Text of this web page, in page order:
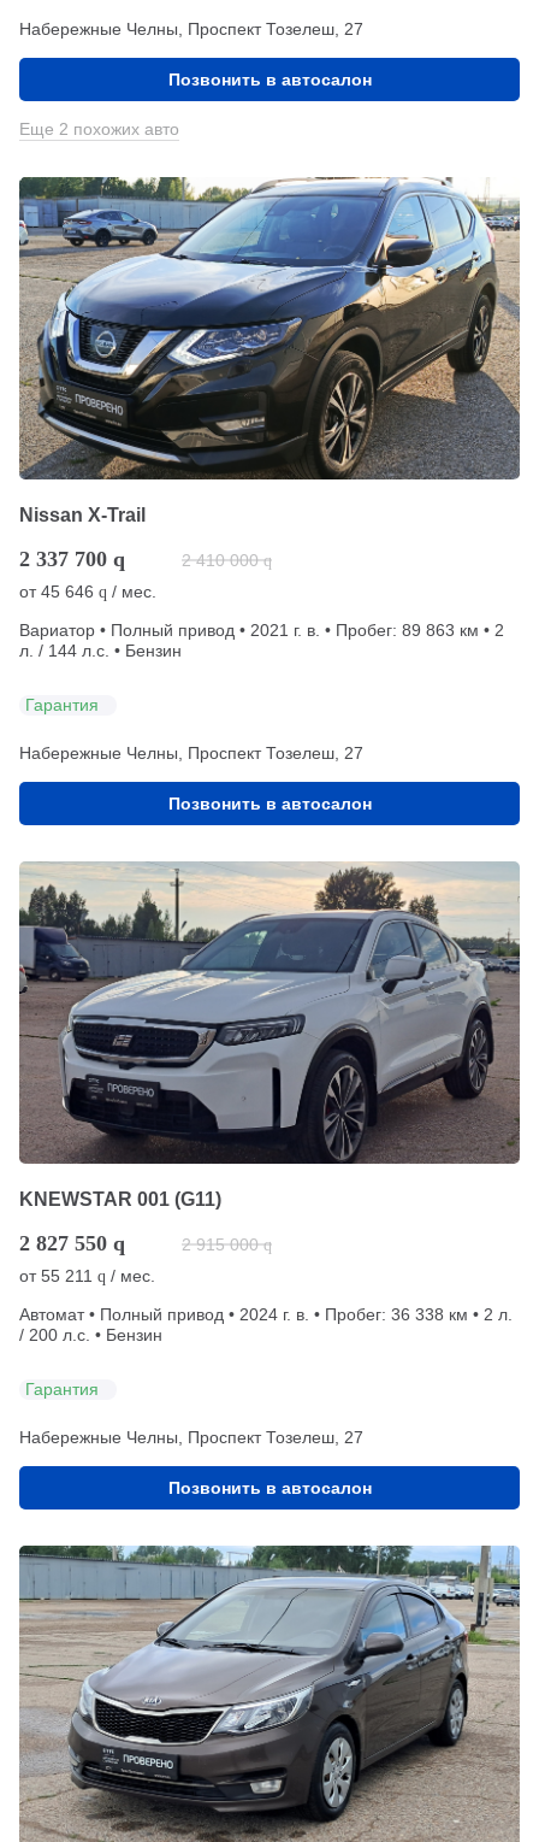
Набережные Челны, Проспект Тозелеш, 27
Позвонить в автосалон
Еще 2 похожих авто
Nissan X-Trail
2 337 700 q 2 410 000 q
от45 646 q / мес.
Вариатор • Полный привод • 2021 г. в. • Пробег: 89 863 км • 2
л. / 144 л.с. • Бензин
Гарантия
Набережные Челны, Проспект Тозелеш, 27
Позвонить в автосалон
KNEWSTAR 001 (G11)
2 827 550 q 2 915 000 q
от55 211 q / мес.
Автомат • Полный привод • 2024 г. в. • Пробег: 36 338 км • 2 л.
/ 200 л.с. • Бензин
Гарантия
Набережные Челны, Проспект Тозелеш, 27
Позвонить в автосалон